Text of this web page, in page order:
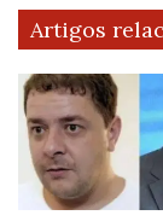
Artigos